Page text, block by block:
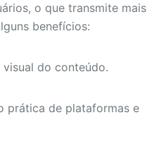
o que transmite mais
benefícios:
do conteúdo.
prática de plataformas e